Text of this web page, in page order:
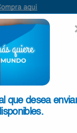
que desea
aquí